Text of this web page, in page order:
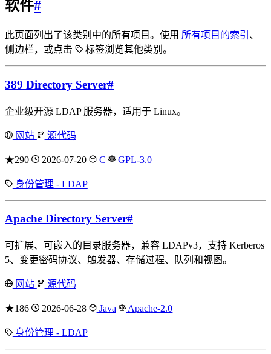
软件#
此页面列出了该类别中的所有项目。使用 所有项目的索引 、
侧边栏，或点击
标签浏览其他类别。
389 Directory Server#
企业级开源 LDAP 服务器，适用于 Linux。
网站 源代码
★290 2026-07-20 C GPL-3.0
身份管理 - LDAP
Apache Directory Server#
可扩展、可嵌入的目录服务器，兼容 LDAPv3，支持 Kerberos
5、变更密码协议、触发器、存储过程、队列和视图。
网站 源代码
★186 2026-06-28 Java Apache-2.0
身份管理 - LDAP